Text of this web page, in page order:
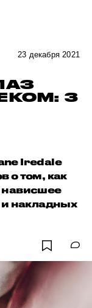
23 декабря 2021
3
Iredale
о том, как
нависшее
накладных